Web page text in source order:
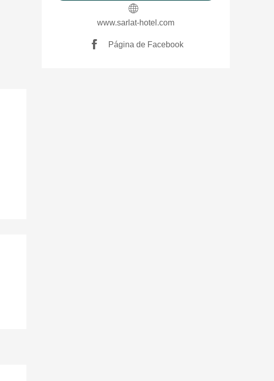
www.sarlat-hotel.com
Página de Facebook